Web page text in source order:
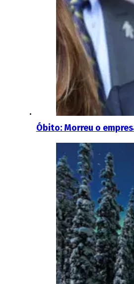
Óbito: Morreu o